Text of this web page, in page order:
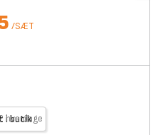
/SÆT
i butik
hverdage